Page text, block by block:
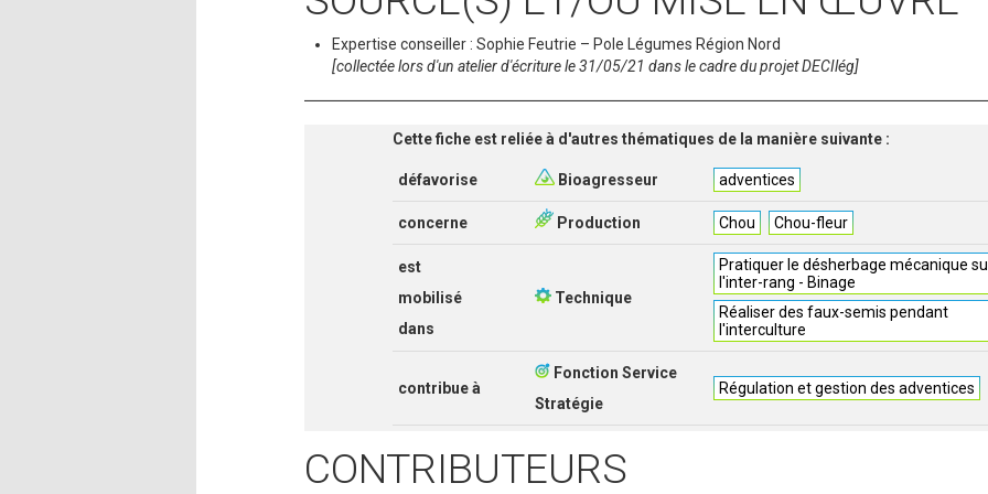
Expertise conseiller : Sophie Feutrie – Pole Légumes Région Nord
[collectée lors d'un atelier d'écriture le 31/05/21 dans le cadre du projet DECIlég]
Cette fiche est reliée à d'autres thématiques de la manière suivante :
défavorise Bioagresseur adventices
concerne Production Chou Chou-fleur
est
mobilisé
dans
Technique
Pratiquer le désherbage mécanique
l'inter-rang - Binage
Réaliser des faux-semis pendant
l'interculture
contribue à
Fonction Service
Stratégie
Régulation et gestion des adventices
CONTRIBUTEURS